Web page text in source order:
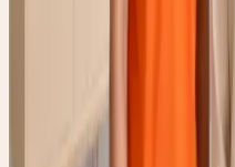
市劳模工匠创新工作室”。